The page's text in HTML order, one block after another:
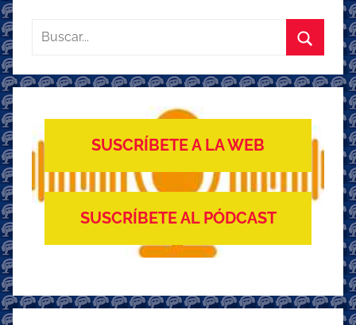
Buscar:
Buscar
SUSCRÍBETE A LA WEB
SUSCRÍBETE AL PÓDCAST